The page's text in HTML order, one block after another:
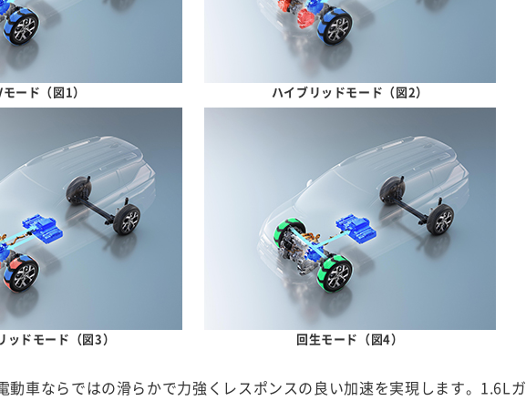
モード（図1） ハイブリッドモード（図2）
ッドモード（図3） 回生モード（図4）
動車ならではの滑らかで力強くレスポンスの良い加速を実現します。1.6L